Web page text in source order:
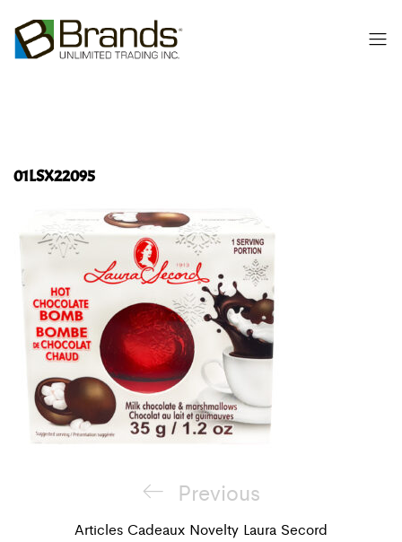
01LSX22095
NavigationPrevious
Post
Previous
Articles Cadeaux Novelty Laura Secord